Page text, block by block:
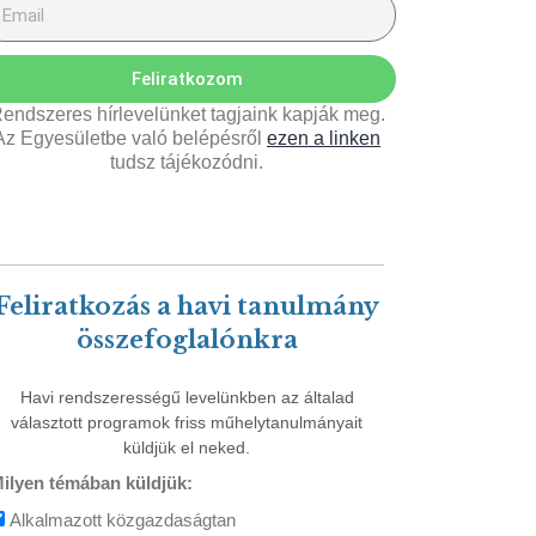
Feliratkozom
hírlevelünket tagjaink kapják meg.
Egyesületbe való belépésről ezen a linken
tudsz tájékozódni.
a havi tanulmány
összefoglalónkra
Havi rendszerességű levelünkben az általad
választott programok friss műhelytanulmányait
küldjük el neked.
témában küldjük:
Alkalmazott közgazdaságtan